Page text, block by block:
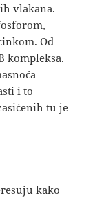
vlakana.
Od
kompleksa.
i to
tu je
kako